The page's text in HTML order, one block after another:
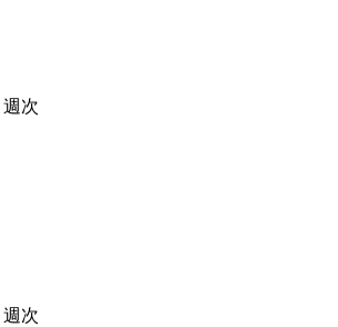
週次
週次